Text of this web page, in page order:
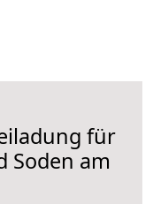
für
Soden am